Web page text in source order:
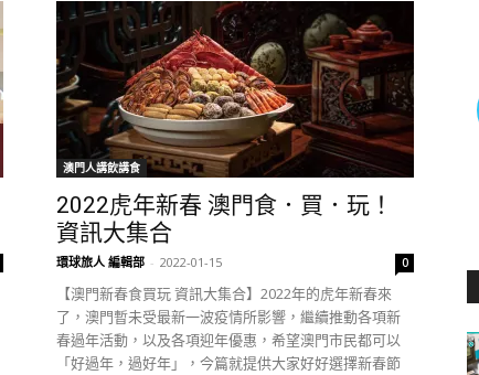
澳門人講飲講食
2022虎年新春 澳門食．買．玩！
資訊大集合
環球旅人 編輯部 - 2022-01-15 0
【澳門新春食買玩 資訊大集合】2022年的虎年新春來
了，澳門暫未受最新一波疫情所影響，繼續推動各項新
春過年活動，以及各項迎年優惠，希望澳門市民都可以
「好過年，過好年」，今篇就提供大家好好選擇新春節